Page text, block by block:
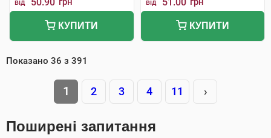
від
КУПИТИ
від
КУПИТИ
Показано 36 з 391
1 2 3 4 11 ›
Поширені запитання